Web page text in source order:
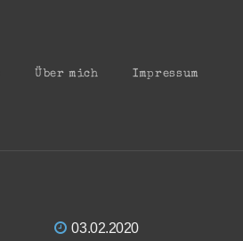
Über mich Impressum
03.02.2020